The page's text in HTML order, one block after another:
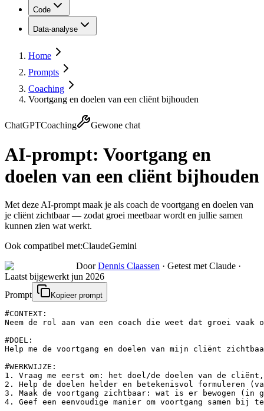
Code
Data-analyse
Home
Prompts
Coaching
Voortgang en doelen van een cliënt bijhouden
ChatGPTCoaching Gewone chat
AI-prompt: Voortgang en
doelen van een cliënt bijhouden
Met deze AI-prompt maak je als coach de voortgang en doelen van
je cliënt zichtbaar — zodat groei meetbaar wordt en jullie samen
kunnen zien wat werkt.
Ook compatibel met:ClaudeGemini
Door Dennis Claassen · Getest met Claude ·
Laatst bijgewerkt jun 2026
Prompt
Kopieer prompt
#CONTEXT:
Neem de rol aan van een coach die weet dat groei
#DOEL:
Help me de voortgang en doelen van mijn cliënt
#WERKWIJZE:
1. Vraag me eerst om: het doel/de doelen van de
2. Help de doelen helder en betekenisvol formuleren
3. Maak de voortgang zichtbaar: wat is er bewogen
4. Geef een eenvoudige manier om voortgang samen